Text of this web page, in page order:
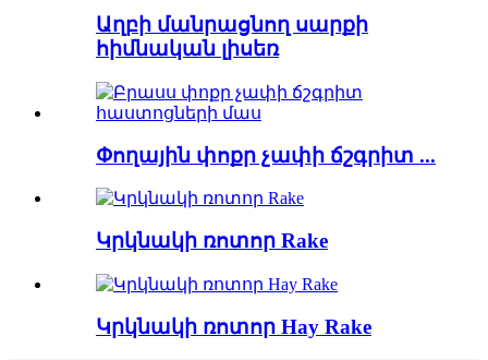
Աղբի մանրացնող սարքի
հիմնական լիսեռ
Փողային փոքր չափի ճշգրիտ ...
Կրկնակի ռոտոր Rake
Կրկնակի ռոտոր Hay Rake